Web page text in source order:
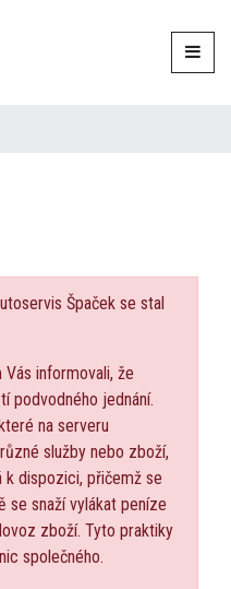
Špaček se stal
informovali, že
podvodného jednání.
na serveru
služby nebo zboží,
dispozici, přičemž se
se snaží vylákat peníze
zboží. Tyto praktiky
společného.